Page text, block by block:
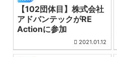
【102団体目】株式会社
アドバンテックがRE
Actionに参加
2021.01.12